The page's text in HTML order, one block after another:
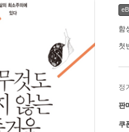
함
첫
정
판
쿠